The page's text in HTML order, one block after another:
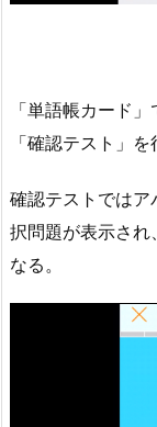
「単語帳カード
「確認テスト」を
確認テストでは
択問題が表示され
なる。